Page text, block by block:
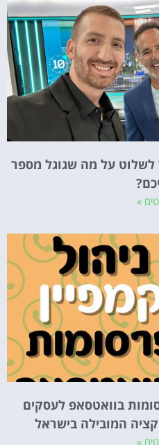
לשלוט על מה שגוגל מספר
»
בוואטסאפ לעסקים
המובילה בישראל
»